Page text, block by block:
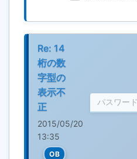
Re: 14
桁の数
字型の
表示不
正
2015/05/20
13:35
OB